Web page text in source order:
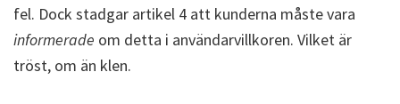
fel. Dock stadgar artikel 4 att kunderna måste vara
informerade om detta i användarvillkoren. Vilket är
tröst, om än klen.